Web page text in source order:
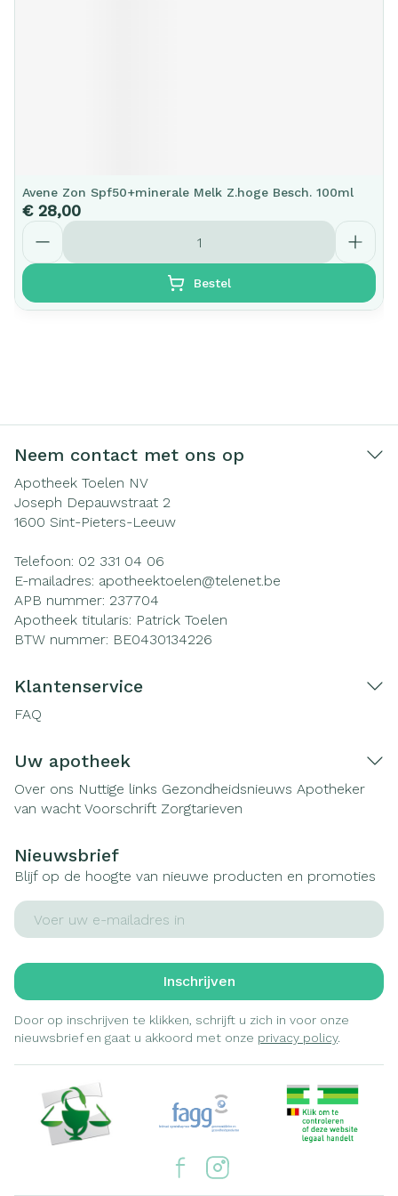
Avene Zon Spf50+minerale Melk Z.hoge Besch. 100ml
€ 28,00
Aantal
Bestel
Neem contact met ons op
Apotheek Toelen NV
Joseph Depauwstraat 2
1600 Sint-Pieters-Leeuw
Telefoon: 02 331 04 06
E-mailadres: apotheektoelen@telenet.be
APB nummer: 237704
Apotheek titularis: Patrick Toelen
BTW nummer: BE0430134226
Klantenservice
FAQ
Uw apotheek
Over ons Nuttige links Gezondheidsnieuws Apotheker
van wacht Voorschrift Zorgtarieven
Nieuwsbrief
Blijf op de hoogte van nieuwe producten en promoties
E-mail adres
Inschrijven
Door op inschrijven te klikken, schrijft u zich in voor onze
nieuwsbrief en gaat u akkoord met onze privacy policy.